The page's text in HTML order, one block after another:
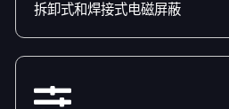
拆卸式和焊接式电磁屏蔽